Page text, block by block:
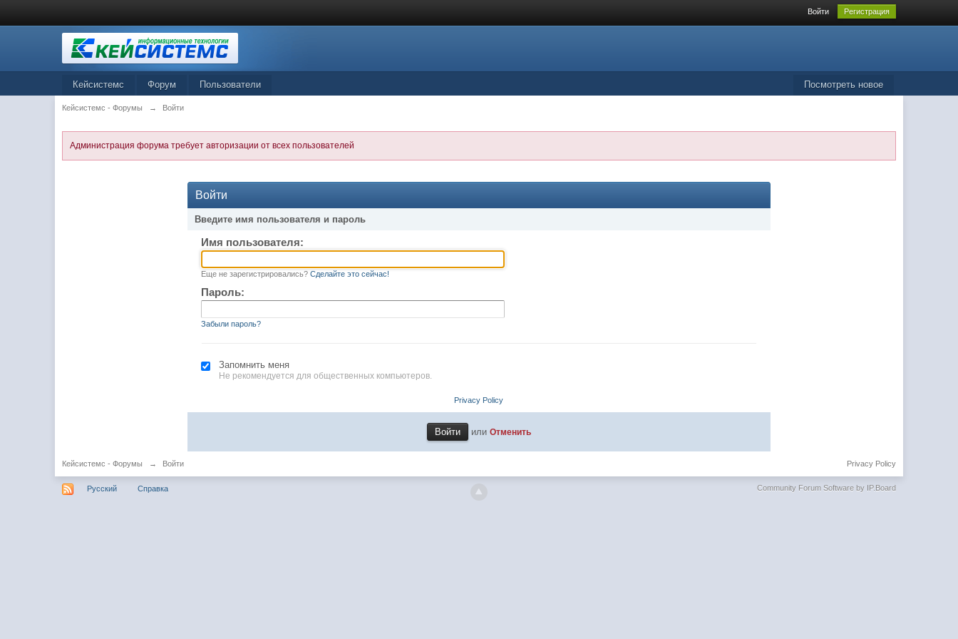
Войти Регистрация
Посмотреть новое
Кейсистемс Форум Пользователи
Кейсистемс - Форумы → Войти
Администрация форума требует авторизации от всех пользователей
Войти
Введите имя пользователя и пароль
Имя пользователя:
Еще не зарегистрировались? Сделайте это сейчас!
Пароль:
Забыли пароль?
Запомнить меня
Не рекомендуется для общественных компьютеров.
Privacy Policy
или Отменить
Кейсистемс - Форумы → Войти Privacy Policy
Русский Справка Community Forum Software by IP.Board